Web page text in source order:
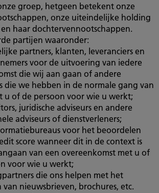
groep, hetgeen betekent onze
onze uiteindelijke holding
haar dochtervennootschappen.
partijen waaronder:
partners, klanten, leveranciers en
voor de uitvoering van iedere
die wij aan gaan of andere
die we hebben in de normale gang van
u of de persoon voor wie u werkt;
juridische adviseurs en andere
adviseurs of dienstverleners;
voor het beoordelen
score wanneer dit in de context is
van een overeenkomst met u of
voor wie u werkt;
die ons helpen met het
van nieuwsbrieven, brochures, etc.